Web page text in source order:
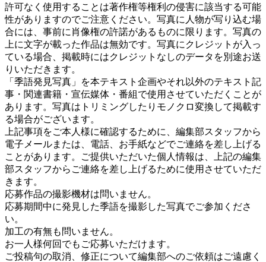
許可なく使用することは著作権等権利の侵害に該当する可能
性がありますのでご注意ください。写真に人物が写り込む場
合には、事前に肖像権の許諾があるものに限ります。写真の
上に文字が載った作品は無効です。写真にクレジットが入っ
ている場合、掲載時にはクレジットなしのデータを別途お送
りいただきます。
「季語発見写真」を本テキスト企画やそれ以外のテキスト記
事・関連書籍・宣伝媒体・番組で使用させていただくことが
あります。写真はトリミングしたりモノクロ変換して掲載す
る場合がございます。
上記事項をご本人様に確認するために、編集部スタッフから
電子メールまたは、電話、お手紙などでご連絡を差し上げる
ことがあります。ご提供いただいた個人情報は、上記の編集
部スタッフからご連絡を差し上げるために使用させていただ
きます。
応募作品の撮影機材は問いません。
応募期間中に発見した季語を撮影した写真でご参加くださ
い。
加工の有無も問いません。
お一人様何回でもご応募いただけます。
ご投稿句の取消、修正について編集部へのご依頼はご遠慮く